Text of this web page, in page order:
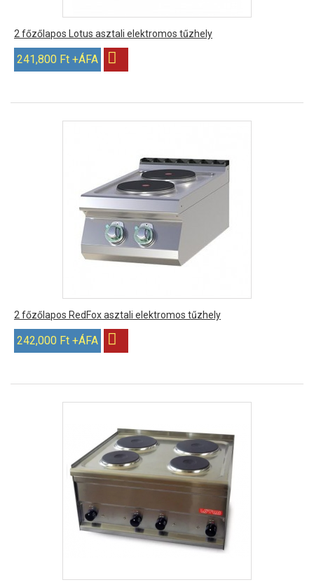
2 főzőlapos Lotus asztali elektromos tűzhely
241,800 Ft +ÁFA
2 főzőlapos RedFox asztali elektromos tűzhely
242,000 Ft +ÁFA